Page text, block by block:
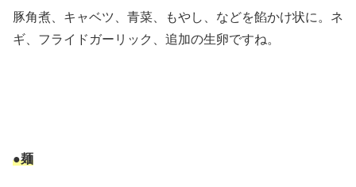
豚角煮、キャベツ、青菜、もやし、などを餡かけ状に。ネ
ギ、フライドガーリック、追加の生卵ですね。
●麺